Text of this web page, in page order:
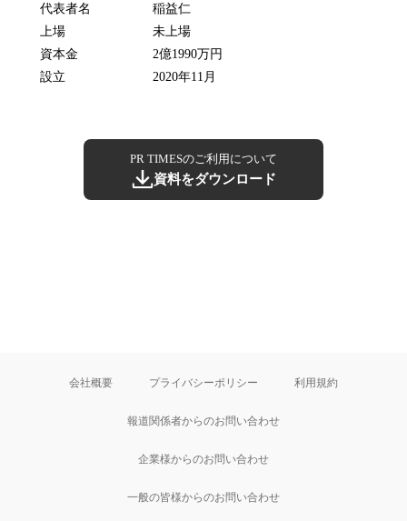
代表者名
稲益仁
上場
未上場
資本金
2億1990万円
設立
2020年11月
PR TIMESのご利用について
資料をダウンロード
会社概要 プライバシーポリシー 利用規約
報道関係者からのお問い合わせ
企業様からのお問い合わせ
一般の皆様からのお問い合わせ